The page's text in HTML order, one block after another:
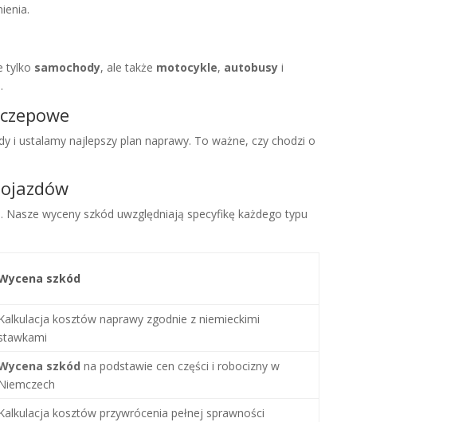
tylko samochody, ale także motocykle, autobusy i
i ustalamy najlepszy plan naprawy. To ważne, czy chodzi o
wyceny szkód uwzględniają specyfikę każdego typu
szkód
kosztów naprawy zgodnie z niemieckimi
szkód na podstawie cen części i robocizny w
kosztów przywrócenia pełnej sprawności